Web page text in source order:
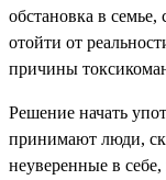
обстановка в семье,
отойти от
причины
Решение начать
принимают люди,
неуверенные в